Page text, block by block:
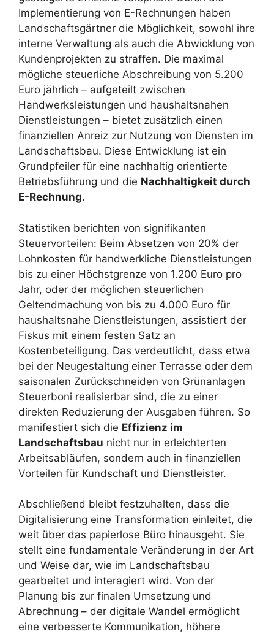
Implementierung von E-Rechnungen haben
Landschaftsgärtner die Möglichkeit, sowohl ihre
interne Verwaltung als auch die Abwicklung von
Kundenprojekten zu straffen. Die maximal
mögliche steuerliche Abschreibung von 5.200
Euro jährlich – aufgeteilt zwischen
Handwerksleistungen und haushaltsnahen
Dienstleistungen – bietet zusätzlich einen
finanziellen Anreiz zur Nutzung von Diensten im
Landschaftsbau. Diese Entwicklung ist ein
Grundpfeiler für eine nachhaltig orientierte
Betriebsführung und die Nachhaltigkeit durch
E-Rechnung.
Statistiken berichten von signifikanten
Steuervorteilen: Beim Absetzen von 20% der
Lohnkosten für handwerkliche Dienstleistungen
bis zu einer Höchstgrenze von 1.200 Euro pro
Jahr, oder der möglichen steuerlichen
Geltendmachung von bis zu 4.000 Euro für
haushaltsnahe Dienstleistungen, assistiert der
Fiskus mit einem festen Satz an
Kostenbeteiligung. Das verdeutlicht, dass etwa
bei der Neugestaltung einer Terrasse oder dem
saisonalen Zurückschneiden von Grünanlagen
Steuerboni realisierbar sind, die zu einer
direkten Reduzierung der Ausgaben führen. So
manifestiert sich die Effizienz im
Landschaftsbau nicht nur in erleichterten
Arbeitsabläufen, sondern auch in finanziellen
Vorteilen für Kundschaft und Dienstleister.
Abschließend bleibt festzuhalten, dass die
Digitalisierung eine Transformation einleitet, die
weit über das papierlose Büro hinausgeht. Sie
stellt eine fundamentale Veränderung in der Art
und Weise dar, wie im Landschaftsbau
gearbeitet und interagiert wird. Von der
Planung bis zur finalen Umsetzung und
Abrechnung – der digitale Wandel ermöglicht
eine verbesserte Kommunikation, höhere